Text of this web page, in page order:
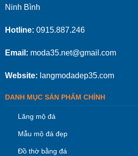
Ninh Bình
Hotline: 0915.887.246
Email: moda35.net@gmail.com
Website: langmodadep35.com
DANH MỤC SẢN PHẨM CHÍNH
Lăng mộ đá
Mẫu mộ đá đẹp
Đồ thờ bằng đá